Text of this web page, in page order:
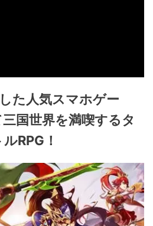
た人気スマホゲー
国世界を満喫するタ
RPG！